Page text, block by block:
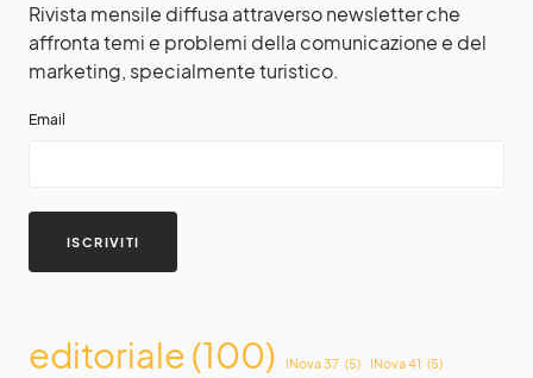
Rivista mensile diffusa attraverso newsletter che
affronta temi e problemi della comunicazione e del
marketing, specialmente turistico.
Email
editoriale(100) INova 37 (5) INova 41 (5)